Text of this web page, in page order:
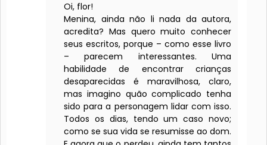
Oi, flor!
Menina, ainda não li nada da autora,
acredita? Mas quero muito conhecer
seus escritos, porque – como esse livro
– parecem interessantes. Uma
habilidade de encontrar crianças
desaparecidas é maravilhosa, claro,
mas imagino quão complicado tenha
sido para a personagem lidar com isso.
Todos os dias, tendo um caso novo;
como se sua vida se resumisse ao dom.